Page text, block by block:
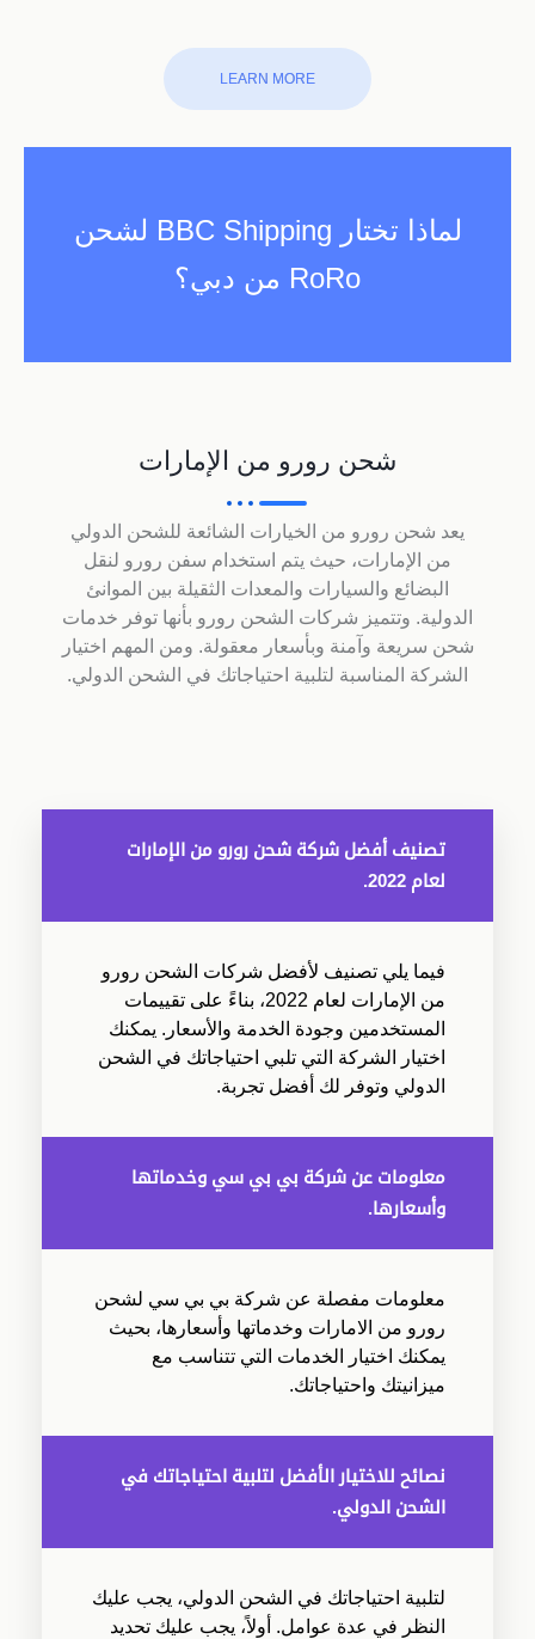
LEARN MORE
لماذا تختار BBC Shipping لشحن
RoRo من دبي؟
شحن رورو من الإمارات
يعد شحن رورو من الخيارات الشائعة للشحن الدولي
من الإمارات، حيث يتم استخدام سفن رورو لنقل
البضائع والسيارات والمعدات الثقيلة بين الموانئ
الدولية. وتتميز شركات الشحن رورو بأنها توفر خدمات
شحن سريعة وآمنة وبأسعار معقولة. ومن المهم اختيار
الشركة المناسبة لتلبية احتياجاتك في الشحن الدولي.
تصنيف أفضل شركة شحن رورو من الإمارات
لعام 2022.
فيما يلي تصنيف لأفضل شركات الشحن رورو
من الإمارات لعام 2022، بناءً على تقييمات
المستخدمين وجودة الخدمة والأسعار. يمكنك
اختيار الشركة التي تلبي احتياجاتك في الشحن
الدولي وتوفر لك أفضل تجربة.
معلومات عن شركة بي بي سي وخدماتها
وأسعارها.
معلومات مفصلة عن شركة بي بي سي لشحن
رورو من الامارات وخدماتها وأسعارها، بحيث
يمكنك اختيار الخدمات التي تتناسب مع
ميزانيتك واحتياجاتك.
نصائح للاختيار الأفضل لتلبية احتياجاتك في
الشحن الدولي.
لتلبية احتياجاتك في الشحن الدولي، يجب عليك
النظر في عدة عوامل. أولاً، يجب عليك تحديد